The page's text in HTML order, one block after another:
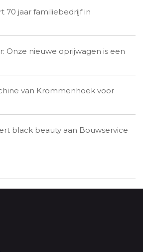
70 jaar familiebedrijf in
Onze nieuwe oprijwagen is een
van Krommenhoek voor
black beauty aan Bouwservice